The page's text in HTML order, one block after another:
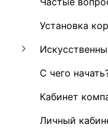
Установка
С чего
Кабинет
Личный